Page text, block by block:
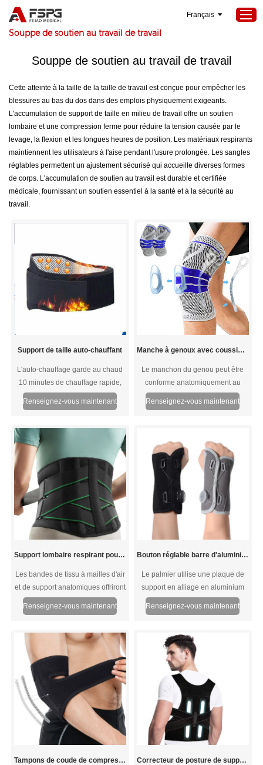
Produits
À propos de nous
Services
Projets
Contactez-nous
Français
Maison > Seokeywords
Souppe de soutien au travail de travail
Souppe de soutien au travail de travail
Cette atteinte à la taille de la taille de travail est conçue pour empêcher les
blessures au bas du dos dans des emplois physiquement exigeants.
L'accumulation de support de taille en milieu de travail offre un soutien
lombaire et une compression ferme pour réduire la tension causée par le
levage, la flexion et les longues heures de position. Les matériaux respirants
maintiennent les utilisateurs à l'aise pendant l'usure prolongée. Les sangles
réglables permettent un ajustement sécurisé qui accueille diverses formes
de corps. L'accumulation de soutien au travail est durable et certifiée
médicale, fournissant un soutien essentiel à la santé et à la sécurité au
travail.
Support de taille auto-chauffant
L'auto-chauffage garde au chaud
10 minutes de chauffage rapide,
maintient le corps à température
constante.Prenez les soins de la
Renseignez-vous maintenant
Manche à genoux avec coussinets de gel de rotule et stabilisateurs latéraux
Le manchon du genou peut être
conforme anatomiquement au
genou, offrant une compression
confortable, en fournissant un
et en réduisant l'inflammation pour
une récupération plus rapide sans
restreindre le mouvement. Car il a
une courbe de conception
ergonomique avec la meilleure
technologie de compression pour
un ajustement méticuleux et une
protection complète.
Renseignez-vous maintenant
Support lombaire respirant pour la sciatique à disque herniée
Les bandes de tissu à mailles d'air
et de support anatomiques offriront
respirabilité et une durabilité
du bas du dos, assurant un
ajustement bien ajusté pour le bas
du dos, l'équilibre dynamique du
corps et la coordination des
mouvements de tronc complexes.
Renseignez-vous maintenant
Bouton réglable barre d'aluminium support de poignet
Le palmier utilise une plaque de
support en alliage en aluminium
en forme d'aluminium en forme
d'arc légère à haute résistance, et
carte douce à l'arrière de la main
s'adaptent parfaitement à la
courbe du poignet pour renforcer
la protection et la fixation du
poignet. Après avoir appuyé sur le
bouton, tordre doucement le
mandrin rotatif pour étirer la ligne
de dentelle trempée dans les deux
sens, ajuster progressivement
Renseignez-vous maintenant
Tampons de coude de compression réglables Correcteur de posture de support du dos avec plaques en acier